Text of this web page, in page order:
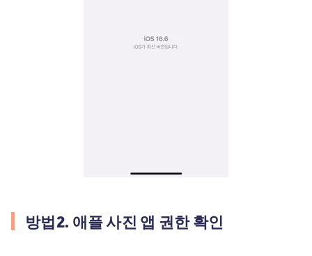
방법2. 애플 사진 앱 권한 확인